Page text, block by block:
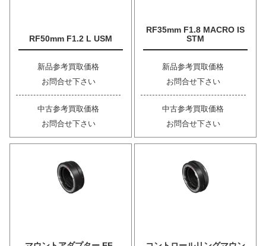
RF50mm F1.2 L USM
新品参考買取価格
お問合せ下さい
中古参考買取価格
お問合せ下さい
RF35mm F1.8 MACRO IS
STM
新品参考買取価格
お問合せ下さい
中古参考買取価格
お問合せ下さい